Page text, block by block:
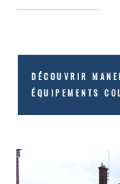
associés
En chiffres :
5 000 000 €
prévisionnel
DÉCOUVRIR
ÉQUIPEMENTS